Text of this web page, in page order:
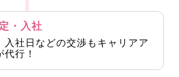
・入社
入社日などの交渉もキャリアア
代行！